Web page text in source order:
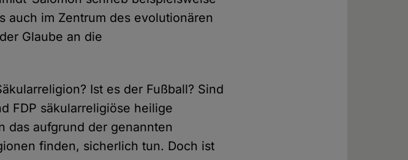
auch im Zentrum des evolutionären
Glaube an die
Ist es der Fußball? Sind
FDP säkularreligiöse heilige
das aufgrund der genannten
finden, sicherlich tun. Doch ist